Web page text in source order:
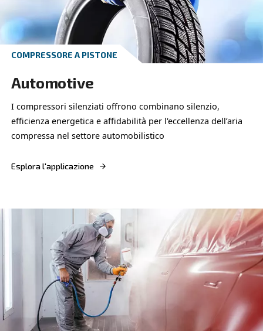
50 HP IVR di Ceccato, progettato per garantire
affidabilità senza interruzioni.
Esplora l'applicazione
VELOCITÀ FISSA